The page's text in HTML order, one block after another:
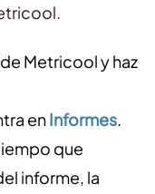
Metricool y haz
enInformes.
que
informe, la